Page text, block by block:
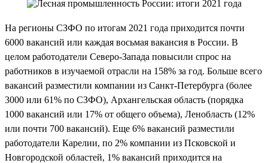
На регионы СЗФО по итогам 2021 года приходится почти
6000 вакансий или каждая восьмая вакансия в России. В
целом работодатели Северо-Запада повысили спрос на
работников в изучаемой отрасли на 158% за год. Больше всего
вакансий разместили компании из Санкт-Петербурга (более
3000 или 61% по СЗФО), Архангельская область (порядка
1000 вакансий или 17% от общего объема), Ленобласть (12%
или почти 700 вакансий). Еще 6% вакансий разместили
работодатели Карелии, по 2% компании из Псковской и
Новгородской областей, 1% вакансий приходится на